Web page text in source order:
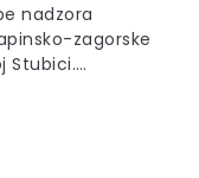
nadzora
zagorske
Stubici.
prirodnim